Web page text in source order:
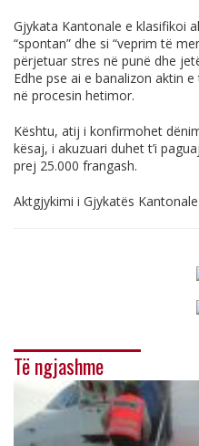
Gjykata Kantonale e klasifikoi
“spontan” dhe si “veprim të
përjetuar stres në punë dhe
Edhe pse ai e banalizon aktin
në procesin hetimor.
Kështu, atij i konfirmohet
kësaj, i akuzuari duhet t’i
prej 25.000 frangash.
Aktgjykimi i Gjykatës
Të ngjashme